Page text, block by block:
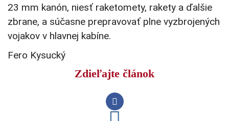
23 mm kanón, niesť raketomety, rakety a ďalšie
zbrane, a súčasne prepravovať plne vyzbrojených
vojakov v hlavnej kabíne.
Fero Kysucký
Zdieľajte článok